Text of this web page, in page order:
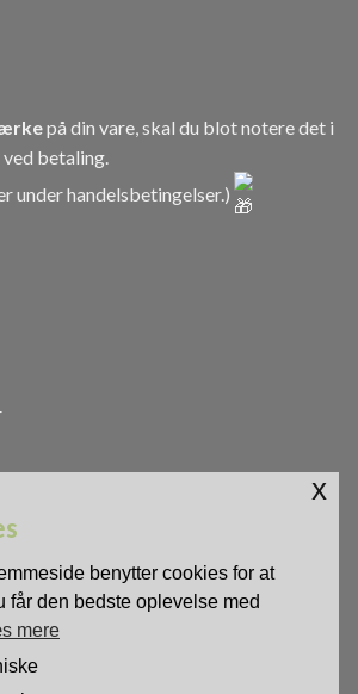
på din vare, skal du blot notere det i
betaling.
underhandelsbetingelser.)
benytter cookies for at
får den bedste oplevelse med
mere
x